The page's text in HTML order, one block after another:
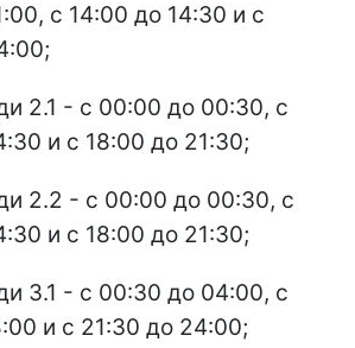
с 14:00 до 14:30 и с
2.1 - с 00:00 до 00:30, с
и с 18:00 до 21:30;
2.2 - с 00:00 до 00:30, с
и с 18:00 до 21:30;
3.1 - с 00:30 до 04:00, с
и с 21:30 до 24:00;